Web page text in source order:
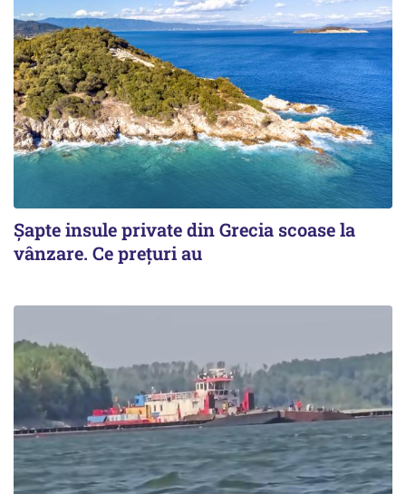
Șapte insule private din Grecia scoase la
vânzare. Ce prețuri au